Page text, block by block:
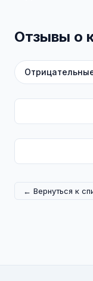
Отзывы о
← Вернуться к